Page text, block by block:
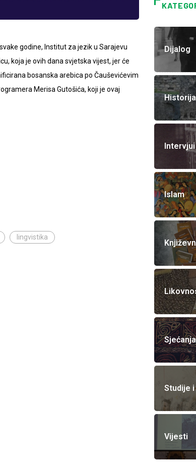
godine, Institut za jezik u Sarajevu
koja je ovih dana svjetska vijest, jer će
bosanska arebica po Čauševićevim
Merisa Gutošića, koji je ovaj
lingvistika
Dijalog
Historija
Intervjui
Islam
Sjećanja
Studije
Vijesti